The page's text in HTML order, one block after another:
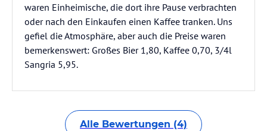
waren Einheimische, die dort ihre Pause verbrachten
oder nach den Einkaufen einen Kaffee tranken. Uns
gefiel die Atmosphäre, aber auch die Preise waren
bemerkenswert: Großes Bier 1,80, Kaffee 0,70, 3/4l
Sangria 5,95.
Alle Bewertungen (4)